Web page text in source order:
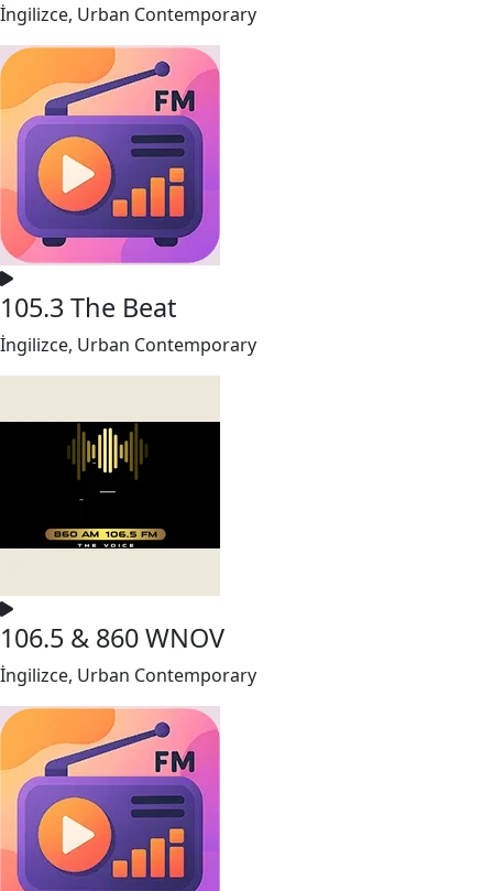
İngilizce, Urban Contemporary
105.3 The Beat
İngilizce, Urban Contemporary
106.5 & 860 WNOV
İngilizce, Urban Contemporary